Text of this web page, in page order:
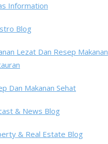
Information
Blog
Lezat Dan Resep Makanan
Dan Makanan Sehat
& News Blog
& Real Estate Blog